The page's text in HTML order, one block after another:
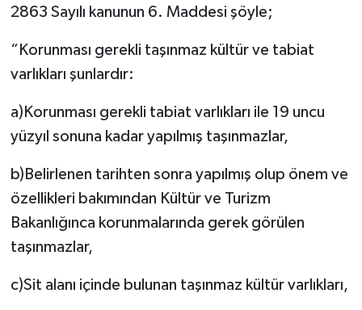
2863 Sayılı kanunun 6. Maddesi şöyle;
“Korunması gerekli taşınmaz kültür ve tabiat
varlıkları şunlardır:
a)Korunması gerekli tabiat varlıkları ile 19 uncu
yüzyıl sonuna kadar yapılmış taşınmazlar,
b)Belirlenen tarihten sonra yapılmış olup önem ve
özellikleri bakımından Kültür ve Turizm
Bakanlığınca korunmalarında gerek görülen
taşınmazlar,
c)Sit alanı içinde bulunan taşınmaz kültür varlıkları,